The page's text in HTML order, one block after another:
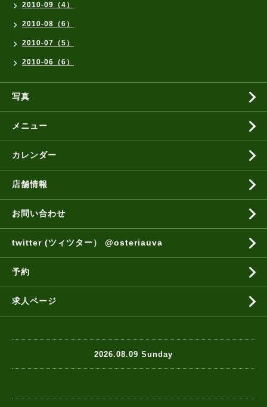
2010-09（4）
2010-08（6）
2010-07（5）
2010-06（6）
写真
メニュー
カレンダー
店舗情報
お問い合わせ
twitter (ツィツター） @osteriauva
予約
求人ページ
2026.08.09 Sunday